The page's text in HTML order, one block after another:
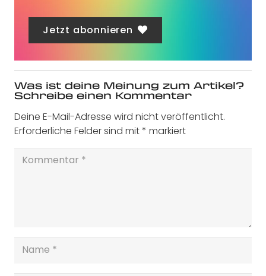
Jetzt abonnieren
Was ist deine Meinung zum Artikel?
Schreibe einen Kommentar
Deine E-Mail-Adresse wird nicht veröffentlicht.
Erforderliche Felder sind mit* markiert